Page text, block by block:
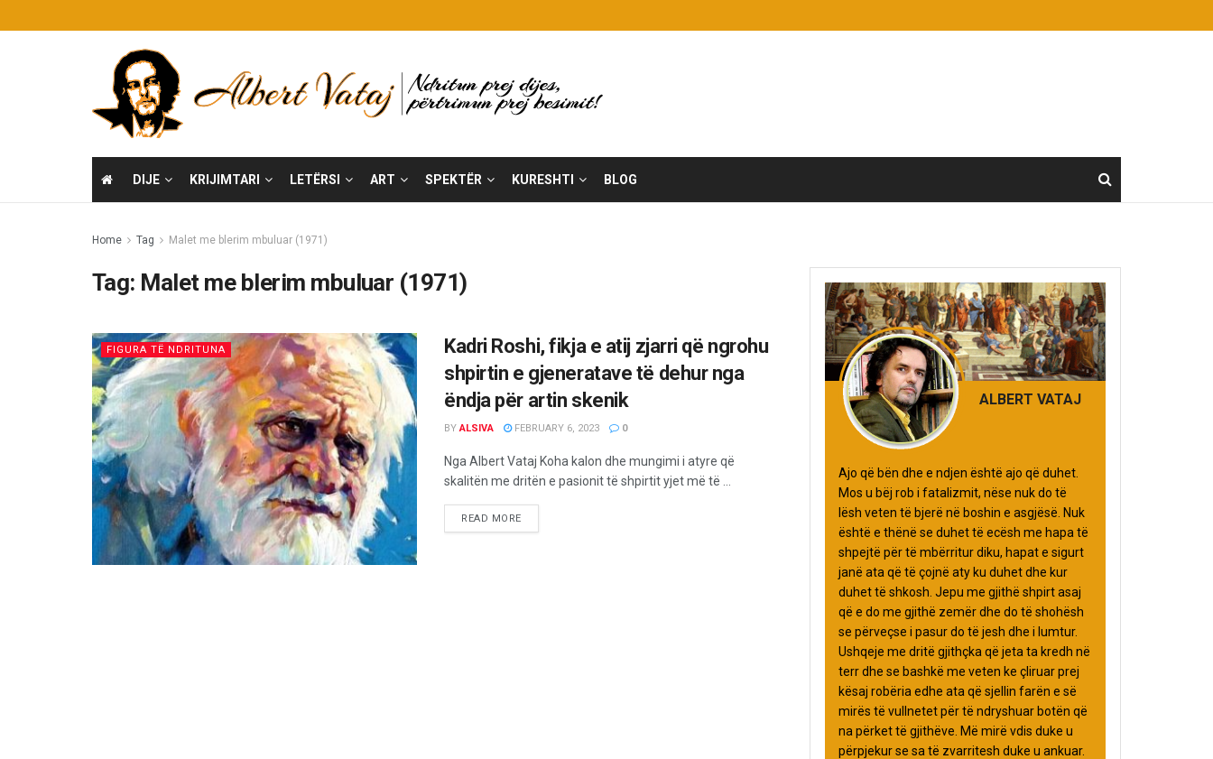
DIJE KRIJIMTARI LETËRSI ART SPEKTËR KURESHTI BLOG
Home Tag Malet me blerim mbuluar (1971)
Tag: Malet me blerim mbuluar (1971)
FIGURA TË NDRITUNA
Kadri Roshi, fikja e atij zjarri që ngrohu
shpirtin e gjeneratave të dehur nga
ëndja për artin skenik
BY ALSIVA FEBRUARY 6, 2023 0
Nga Albert Vataj Koha kalon dhe mungimi i atyre që
skalitën me dritën e pasionit të shpirtit yjet më të ...
READ MORE
ALBERT VATAJ
Ajo që bën dhe e ndjen është ajo që duhet.
Mos u bëj rob i fatalizmit, nëse nuk do të
lësh veten të bjerë në boshin e asgjësë. Nuk
është e thënë se duhet të ecësh me hapa të
shpejtë për të mbërritur diku, hapat e sigurt
janë ata që të çojnë aty ku duhet dhe kur
duhet të shkosh. Jepu me gjithë shpirt asaj
që e do me gjithë zemër dhe do të shohësh
se përveçse i pasur do të jesh dhe i lumtur.
Ushqeje me dritë gjithçka që jeta ta kredh në
terr dhe se bashkë me veten ke çliruar prej
kësaj robëria edhe ata që sjellin farën e së
mirës të vullnetet për të ndryshuar botën që
na përket të gjithëve. Më mirë vdis duke u
përpjekur se sa të zvarritesh duke u ankuar.